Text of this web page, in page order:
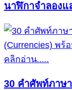
นาฬิกาจำลองแ
คลิกอ่าน.....
30 คำศัพท์ภาษ